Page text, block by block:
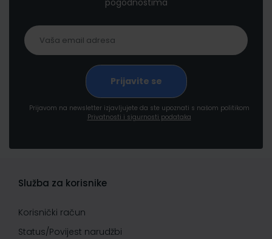
pogodnostima
Prijavom na newsletter izjavljujete da ste upoznati s našom politikom
Privatnosti i sigurnosti podataka
Služba za korisnike
Korisnički račun
Status/Povijest narudžbi